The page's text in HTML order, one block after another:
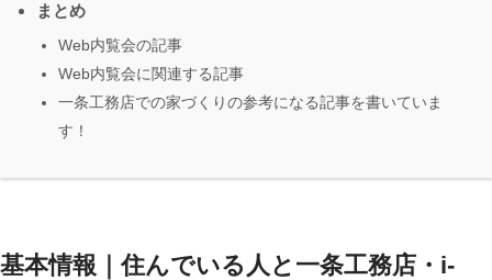
まとめ
Web内覧会の記事
Web内覧会に関連する記事
一条工務店での家づくりの参考になる記事を書いていま
す！
基本情報｜住んでいる人と一条工務店・i-